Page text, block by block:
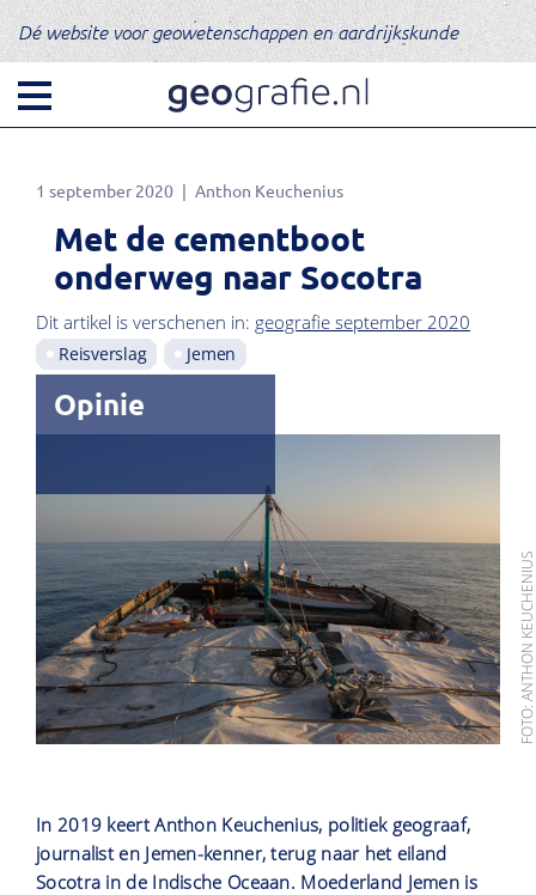
Dé website voor geowetenschappen en aardrijkskunde
1 september 2020 Anthon Keuchenius
Met de cementboot
onderweg naar Socotra
Dit artikel is verschenen in: geografie september 2020
Reisverslag Jemen
Opinie
FOTO: ANTHON KEUCHENIUS
In 2019 keert Anthon Keuchenius, politiek geograaf,
journalist en Jemen-kenner, terug naar het eiland
Socotra in de Indische Oceaan. Moederland Jemen is